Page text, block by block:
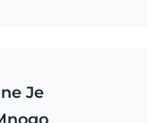
Je